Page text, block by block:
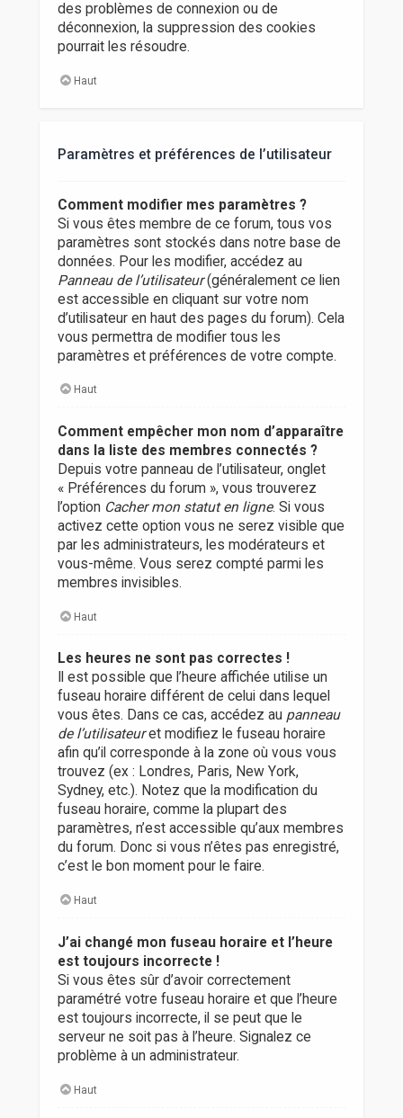
des problèmes de connexion ou de
déconnexion, la suppression des cookies
pourrait les résoudre.
Haut
Paramètres et préférences de l’utilisateur
Comment modifier mes paramètres ?
Si vous êtes membre de ce forum, tous vos
paramètres sont stockés dans notre base de
données. Pour les modifier, accédez au
Panneau de l’utilisateur(généralement ce lien
est accessible en cliquant sur votre nom
d’utilisateur en haut des pages du forum). Cela
vous permettra de modifier tous les
paramètres et préférences de votre compte.
Haut
Comment empêcher mon nom d’apparaître
dans la liste des membres connectés ?
Depuis votre panneau de l’utilisateur, onglet
« Préférences du forum », vous trouverez
l’option Cacher mon statut en ligne. Si vous
activez cette option vous ne serez visible que
par les administrateurs, les modérateurs et
vous-même. Vous serez compté parmi les
membres invisibles.
Haut
Les heures ne sont pas correctes !
Il est possible que l’heure affichée utilise un
fuseau horaire différent de celui dans lequel
vous êtes. Dans ce cas, accédez au panneau
de l’utilisateuret modifiez le fuseau horaire
afin qu’il corresponde à la zone où vous vous
trouvez (ex : Londres, Paris, New York,
Sydney, etc.). Notez que la modification du
fuseau horaire, comme la plupart des
paramètres, n’est accessible qu’aux membres
du forum. Donc si vous n’êtes pas enregistré,
c’est le bon moment pour le faire.
Haut
J’ai changé mon fuseau horaire et l’heure
est toujours incorrecte !
Si vous êtes sûr d’avoir correctement
paramétré votre fuseau horaire et que l’heure
est toujours incorrecte, il se peut que le
serveur ne soit pas à l’heure. Signalez ce
problème à un administrateur.
Haut